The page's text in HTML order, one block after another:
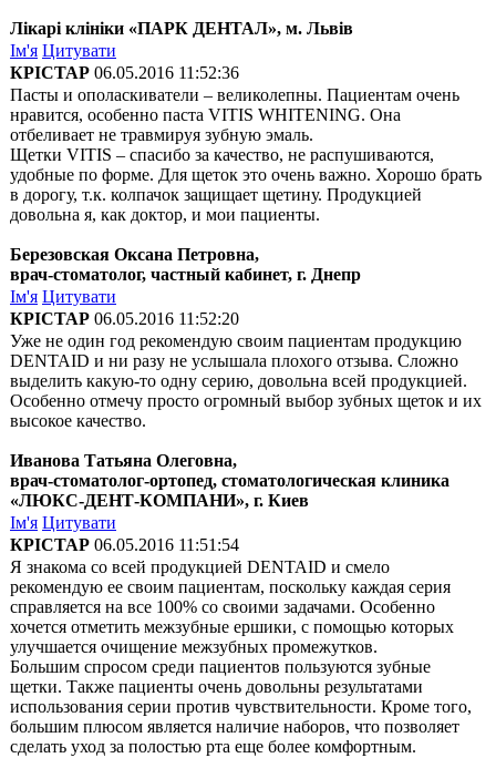
Лікарі клініки «ПАРК ДЕНТАЛ», м. Львів
Ім'я Цитувати
КРІСТАР 06.05.2016 11:52:36
Пасты и ополаскиватели – великолепны. Пациентам очень
нравится, особенно паста VITIS WHITENING. Она
отбеливает не травмируя зубную эмаль.
Щетки VITIS – спасибо за качество, не распушиваются,
удобные по форме. Для щеток это очень важно. Хорошо брать
в дорогу, т.к. колпачок защищает щетину. Продукцией
довольна я, как доктор, и мои пациенты.
Березовская Оксана Петровна,
врач-стоматолог, частный кабинет, г. Днепр
Ім'я Цитувати
КРІСТАР 06.05.2016 11:52:20
Уже не один год рекомендую своим пациентам продукцию
DENTAID и ни разу не услышала плохого отзыва. Сложно
выделить какую-то одну серию, довольна всей продукцией.
Особенно отмечу просто огромный выбор зубных щеток и их
высокое качество.
Иванова Татьяна Олеговна,
врач-стоматолог-ортопед, стоматологическая клиника
«ЛЮКС-ДЕНТ-КОМПАНИ», г. Киев
Ім'я Цитувати
КРІСТАР 06.05.2016 11:51:54
Я знакома со всей продукцией DENTAID и смело
рекомендую ее своим пациентам, поскольку каждая серия
справляется на все 100% со своими задачами. Особенно
хочется отметить межзубные ершики, с помощью которых
улучшается очищение межзубных промежутков.
Большим спросом среди пациентов пользуются зубные
щетки. Также пациенты очень довольны результатами
использования серии против чувствительности. Кроме того,
большим плюсом является наличие наборов, что позволяет
сделать уход за полостью рта еще более комфортным.